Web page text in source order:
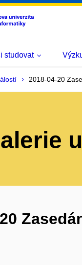
studovat
2018-04-20